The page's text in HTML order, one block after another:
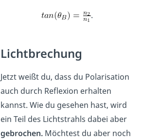
.
Lichtbrechung
Jetzt weißt du, dass du Polarisation
auch durch Reflexion erhalten
kannst. Wie du gesehen hast, wird
ein Teil des Lichtstrahls dabei aber
gebrochen. Möchtest du aber noch